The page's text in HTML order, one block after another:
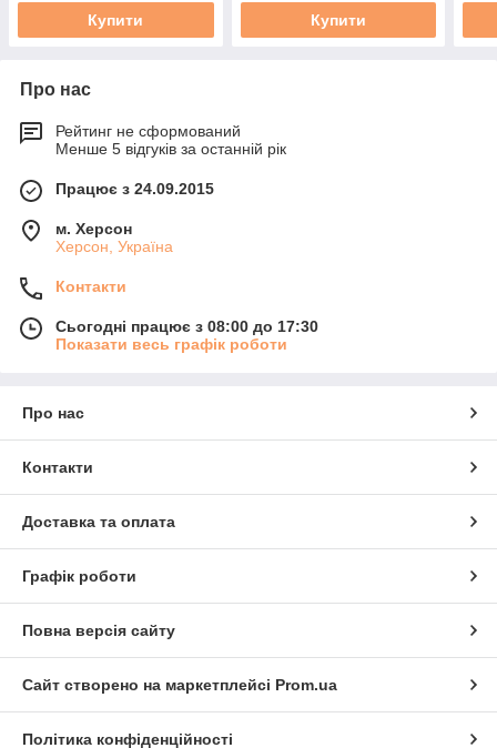
Купити Купити
Про нас
Рейтинг не сформований
Менше 5 відгуків за останній рік
Працює з 24.09.2015
м. Херсон
Херсон, Україна
Контакти
Сьогодні працює з 08:00 до 17:30
Показати весь графік роботи
Про нас
Контакти
Доставка та оплата
Графік роботи
Повна версія сайту
Сайт створено на маркетплейсі Prom.ua
Політика конфіденційності